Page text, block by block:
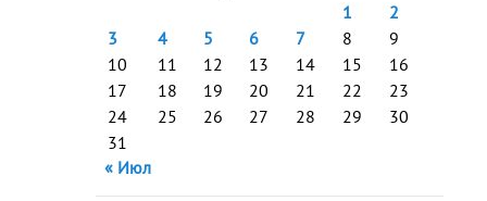
1
2
3
4 5 6 7 8
9
10
11 12 13 14 15
16
17
18 19 20 21 22
23
24
25 26 27 28 29
30
31
« Июл